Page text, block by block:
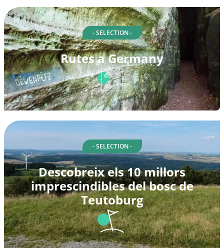
- SELECTION -
Rutes a Germany
- SELECTION -
Descobreix els 10 millors
imprescindibles del bosc de
Teutoburg